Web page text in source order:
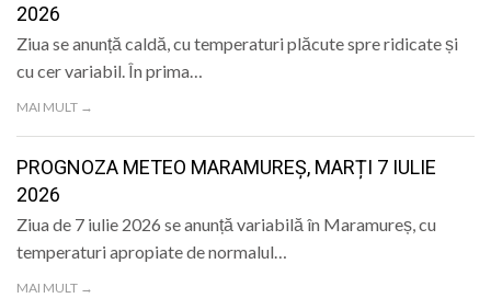
2026
Ziua se anunță caldă, cu temperaturi plăcute spre ridicate și
cu cer variabil. În prima…
MAI MULT →
PROGNOZA METEO MARAMUREȘ, MARȚI 7 IULIE
2026
Ziua de 7 iulie 2026 se anunță variabilă în Maramureș, cu
temperaturi apropiate de normalul…
MAI MULT →